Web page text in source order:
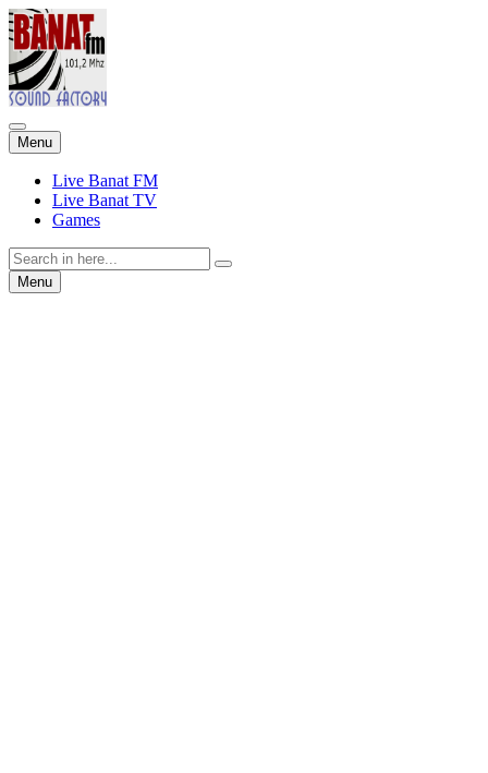
Menu Skip
to
content
Live Banat FM
Live Banat TV
Games
Search
for:Menu Skip
to